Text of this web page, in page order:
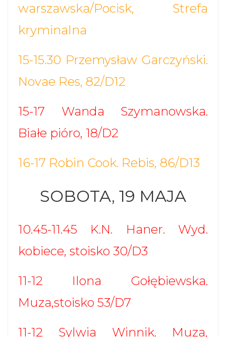
warszawska/Pocisk, Strefa
kryminalna
15-15.30 Przemysław Garczyński.
Novae Res, 82/D12
15-17 Wanda Szymanowska.
Białe pióro, 18/D2
16-17 Robin Cook. Rebis, 86/D13
SOBOTA, 19 MAJA
10.45-11.45 K.N. Haner. Wyd.
kobiece, stoisko 30/D3
11-12 Ilona Gołębiewska.
Muza,stoisko 53/D7
11-12 Sylwia Winnik. Muza,